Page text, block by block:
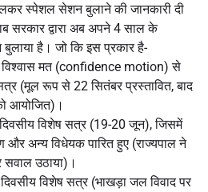
स्पेशल सेशन बुलाने की जानकारी दी
सरकार द्वारा अब अपने 4 साल के
है। जो कि इस प्रकार है-
मत (confidence motion) से
(मूल रूप से 22 सितंबर प्रस्तावित, बाद
आयोजित)।
विशेष सत्र (19-20 जून), जिसमें
और अन्य विधेयक पारित हुए (राज्यपाल ने
सवाल उठाया)।
विशेष सत्र (भाखड़ा जल विवाद पर